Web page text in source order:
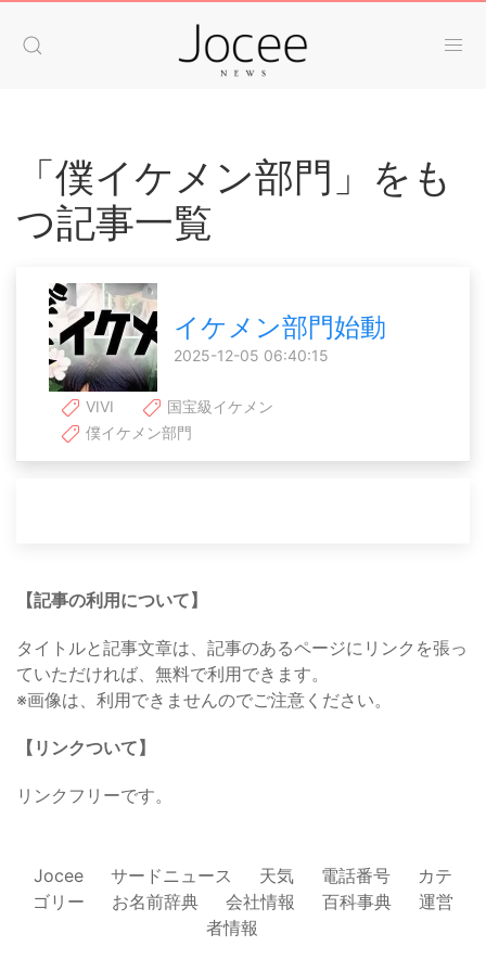
「僕イケメン部門」をも
つ記事一覧
イケメン部門始動
2025-12-05 06:40:15
VIVI
国宝級イケメン
僕イケメン部門
【記事の利用について】
タイトルと記事文章は、記事のあるページにリンクを張っ
ていただければ、無料で利用できます。
※画像は、利用できませんのでご注意ください。
【リンクついて】
リンクフリーです。
Jocee サードニュース 天気 電話番号
カテ
ゴリー
お名前辞典 会社情報 百科事典
運営
者情報